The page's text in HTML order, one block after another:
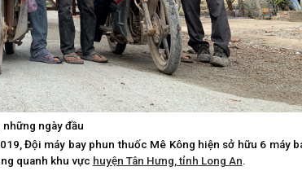
ngày đầu
Đội máy bay phun thuốc Mê Kông hiện sở hữu 6 máy
quanh khu vực huyện Tân Hưng, tỉnh Long An.